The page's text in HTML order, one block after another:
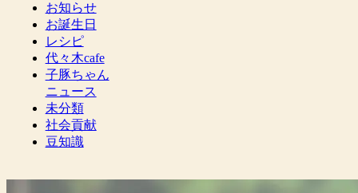
お知らせ
お誕生日
レシピ
代々木cafe
子豚ちゃん
ニュース
未分類
社会貢献
豆知識